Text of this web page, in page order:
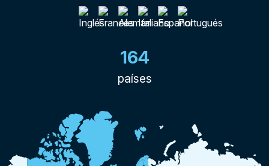
164
países